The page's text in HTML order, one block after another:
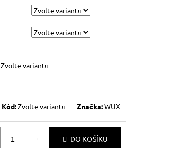
Zvolte variantu
Kód:Zvolte variantu Značka:WUX
DO KOŠÍKU